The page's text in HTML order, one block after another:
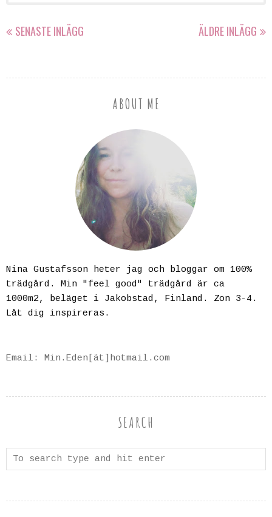
SENASTE INLÄGG ÄLDRE INLÄGG
ABOUT ME
Nina Gustafsson heter jag och bloggar om 100%
trädgård. Min "feel good" trädgård är ca
1000m2, beläget i Jakobstad, Finland. Zon 3-4.
Låt dig inspireras.
Email: Min.Eden[ät]hotmail.com
SEARCH